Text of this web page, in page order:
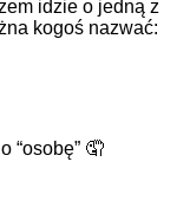
idzie o jedną z
kogoś nazwać:
“osobę” 🤦‍